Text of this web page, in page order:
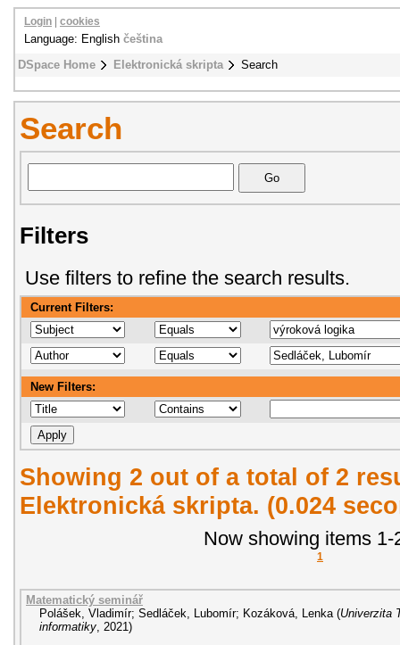
DSpace Home Elektronická skripta Search
Login cookies
Language: English čeština
Search
Filters
Use filters to refine the search results.
Current Filters:
New Filters:
Showing 2 out of a total of 2
Elektronická skripta. (0.024
Now showing items 1-
1
Matematický seminář
Polášek, Vladimír; Sedláček, Lubomír; Kozáková, Lenka (Univerzita
informatiky 2021 )